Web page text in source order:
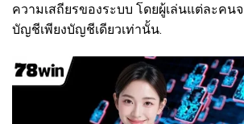
ความเสถียรของระบบ โดยผู้เล่นแต่ละค
บัญชีเพียงบัญชีเดียวเท่านั้น.